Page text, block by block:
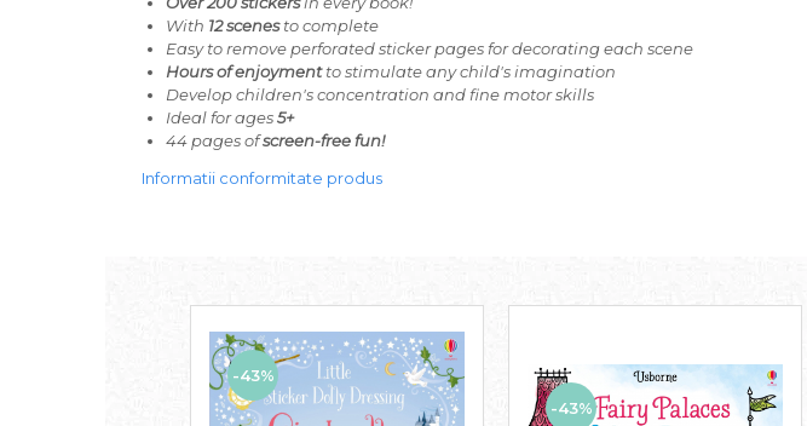
With 12 scenesto complete
Easy to remove perforated sticker pages for decorating each scene
Hours of enjoymentto stimulate any child's imagination
Develop children's concentration and fine motor skills
Ideal for ages5+
44 pages ofscreen-free fun!
Informatii conformitate produs
-43%
-43%